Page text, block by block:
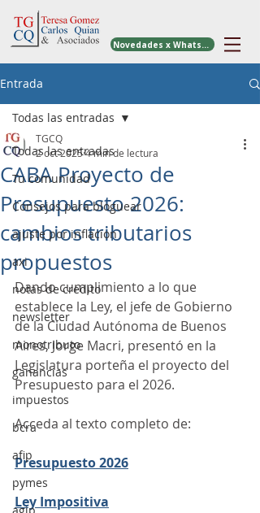
Novedades x WhatsApp
Entrada
Todas las entradas
Tu comunidad
Consejos para bloguear
ajuste por inflacion
axi
notas de credito
newsletter
monotributo
ganancias
impuestos
bcra
afip
pymes
Todas las entradas
CABA Proyecto de
Presupuesto 2026:
cambios tributarios
propuestos
TGCQ
2 oct 20254 min de lectura
Dando cumplimiento a lo que
establece la Ley, el jefe de Gobierno
de la Ciudad Autónoma de Buenos
Aires, Jorge Macri, presentó en la
Legislatura porteña el proyecto del
Presupuesto para el 2026.
Acceda al texto completo de:
Presupuesto 2026
Ley Impositiva